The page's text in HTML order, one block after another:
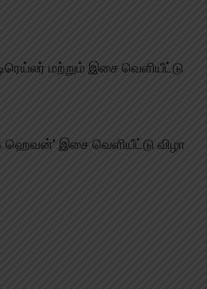
டிரெய்லர் மற்றும் இசை வெளியீட்டு
ஹெவன்’ இசை வெளியீட்டு விழா